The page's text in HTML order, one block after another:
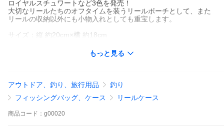
ロイヤルスチュワートなど3色を発売！
大切なリールたちのオフタイムを装うリールポーチとして、また
リールの収納以外にも小物入れとしても重宝します。
サイズ：縦 約20cm×横 約18cm
もっと見る
アウトドア、釣り、旅行用品
釣り
フィッシングバッグ、ケース
リールケース
商品 コード： g00020